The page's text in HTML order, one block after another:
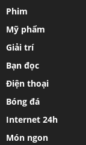
Phim
Mỹ phẩm
Giải trí
Bạn đọc
Điện thoại
Bóng đá
Internet 24h
Món ngon